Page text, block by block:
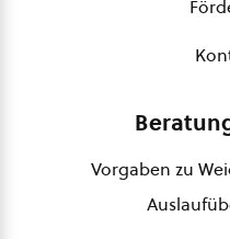
Vorgaben zu